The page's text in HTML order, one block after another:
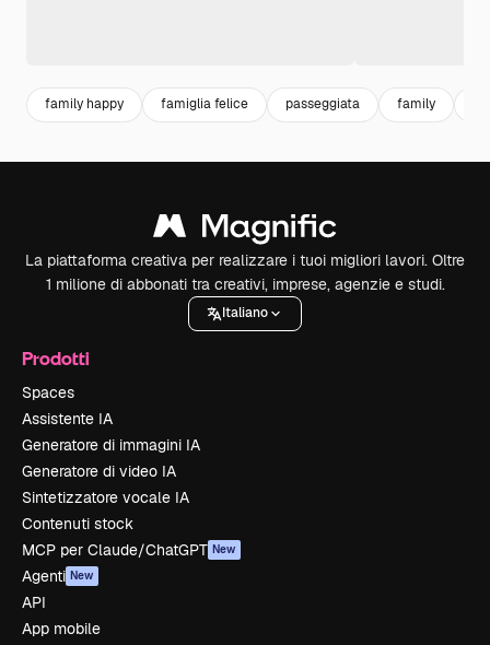
family happy famiglia felice passeggiata family
La piattaforma creativa per realizzare i tuoi migliori lavori. Oltre
1 milione di abbonati tra creativi, imprese, agenzie e studi.
Italiano
Prodotti
Spaces
Assistente IA
Generatore di immagini IA
Generatore di video IA
Sintetizzatore vocale IA
Contenuti stock
MCP per Claude/ChatGPT New
Agenti New
API
App mobile